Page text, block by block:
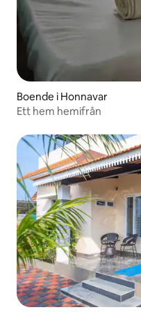
Boende i Honnavar
Ett hem hemifrån